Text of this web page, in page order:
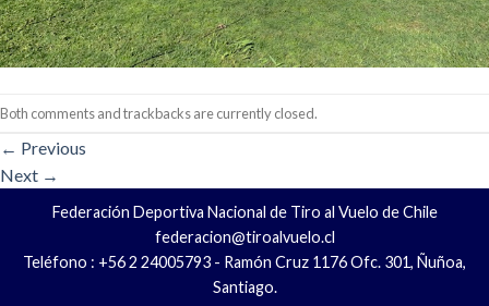
Both comments and trackbacks are currently closed.
← Previous
Next →
Federación Deportiva Nacional de Tiro al Vuelo de Chile
federacion@tiroalvuelo.cl
Teléfono : +56 2 24005793 - Ramón Cruz 1176 Ofc. 301, Ñuñoa,
Santiago.